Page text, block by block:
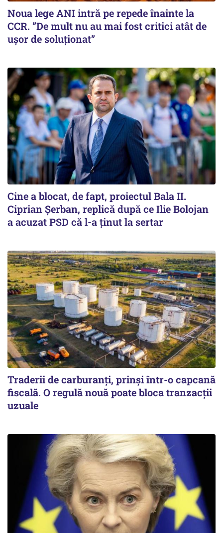
Noua lege ANI intră pe repede înainte la
CCR. ”De mult nu au mai fost critici atât de
ușor de soluționat”
Cine a blocat, de fapt, proiectul Bala II.
Ciprian Șerban, replică după ce Ilie Bolojan
a acuzat PSD că l-a ținut la sertar
Traderii de carburanți, prinși într-o capcană
fiscală. O regulă nouă poate bloca tranzacții
uzuale